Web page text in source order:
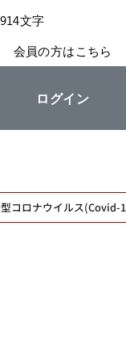
文字
会員の方はこちら
ログイン
コロナウイルス(Covid-